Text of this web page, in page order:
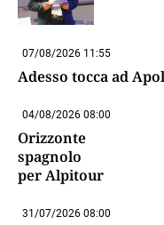
07/08/2026 11:55
Adesso tocca ad
04/08/2026 08:00
Orizzonte
spagnolo
per Alpitour
31/07/2026 08:00